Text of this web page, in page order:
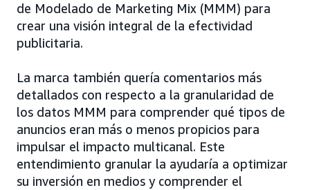
de Modelado de Marketing Mix (MMM) para
crear una visión integral de la efectividad
publicitaria.
La marca también quería comentarios más
detallados con respecto a la granularidad de
los datos MMM para comprender qué tipos de
anuncios eran más o menos propicios para
impulsar el impacto multicanal. Este
entendimiento granular la ayudaría a optimizar
su inversión en medios y comprender el